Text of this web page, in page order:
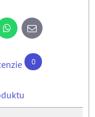
WhatsApp
E-
mail
0